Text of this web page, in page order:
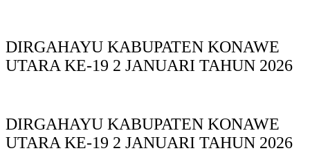
DIRGAHAYU KABUPATEN KONAWE
UTARA KE-19 2 JANUARI TAHUN 2026
DIRGAHAYU KABUPATEN KONAWE
UTARA KE-19 2 JANUARI TAHUN 2026